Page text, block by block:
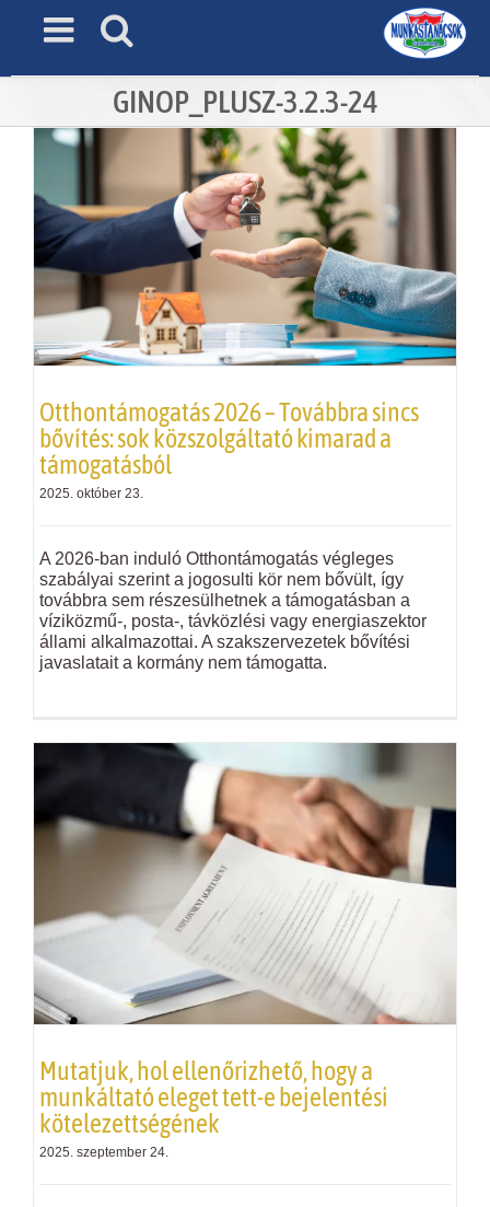
GINOP_PLUSZ-3.2.3-24
Otthontámogatás 2026 – Továbbra sincs
bővítés: sok közszolgáltató kimarad a
támogatásból
2025. október 23.
A 2026-ban induló Otthontámogatás végleges
szabályai szerint a jogosulti kör nem bővült, így
továbbra sem részesülhetnek a támogatásban a
víziközmű-, posta-, távközlési vagy energiaszektor
állami alkalmazottai. A szakszervezetek bővítési
javaslatait a kormány nem támogatta.
Mutatjuk, hol ellenőrizhető, hogy a
munkáltató eleget tett-e bejelentési
kötelezettségének
2025. szeptember 24.